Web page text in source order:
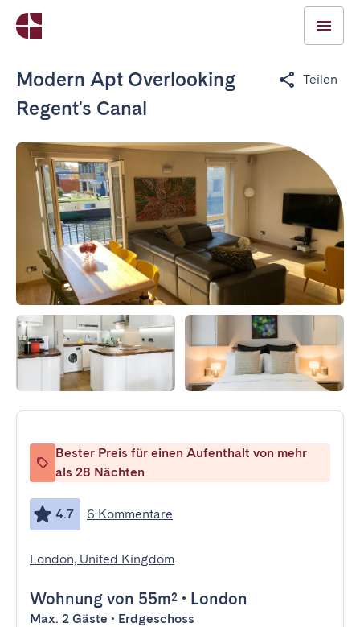
Modern Apt Overlooking
Regent's Canal
Teilen
Bester Preis für einen Aufenthalt von mehr
als 28 Nächten
4.7 6 Kommentare
London, United Kingdom
Wohnung von 55m² • London
Max. 2 Gäste • Erdgeschoss